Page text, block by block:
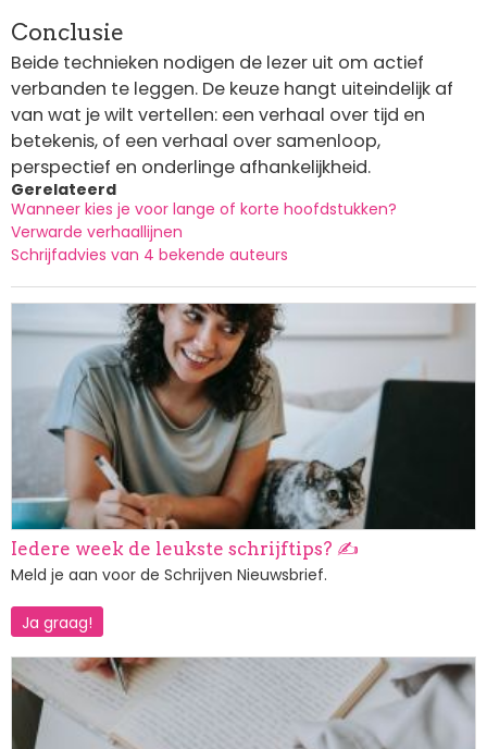
Conclusie
Beide technieken nodigen de lezer uit om actief
verbanden te leggen. De keuze hangt uiteindelijk af
van wat je wilt vertellen: een verhaal over tijd en
betekenis, of een verhaal over samenloop,
perspectief en onderlinge afhankelijkheid.
Gerelateerd
Wanneer kies je voor lange of korte hoofdstukken?
Verwarde verhaallijnen
Schrijfadvies van 4 bekende auteurs
Iedere week de leukste schrijftips? ✍️
Meld je aan voor de Schrijven Nieuwsbrief.
Ja graag!
Afbeelding